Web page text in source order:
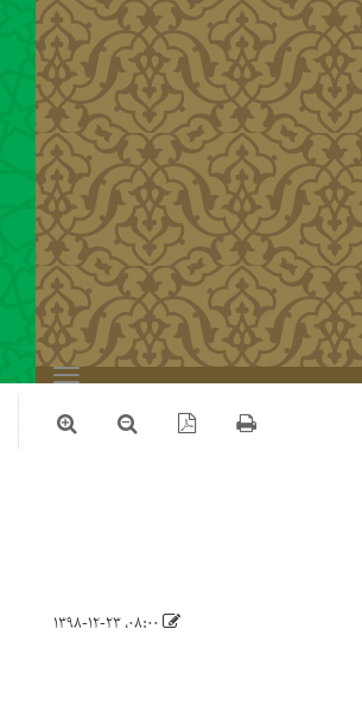
Toggle
navigation